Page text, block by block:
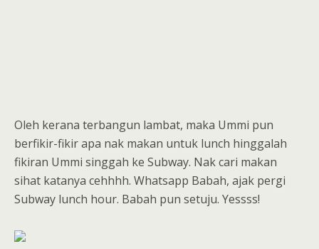
Oleh kerana terbangun lambat, maka Ummi pun
berfikir-fikir apa nak makan untuk lunch hinggalah
fikiran Ummi singgah ke Subway. Nak cari makan
sihat katanya cehhhh. Whatsapp Babah, ajak pergi
Subway lunch hour. Babah pun setuju. Yessss!